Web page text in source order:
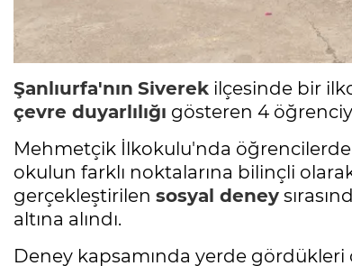
Şanlıurfa'nın Siverek ilçesinde bir
çevre duyarlılığı gösteren 4
Mehmetçik İlkokulu'nda öğrencilerde
okulun farklı noktalarına bilinçli
gerçekleştirilen sosyal deney
altına alındı.
Deney kapsamında yerde